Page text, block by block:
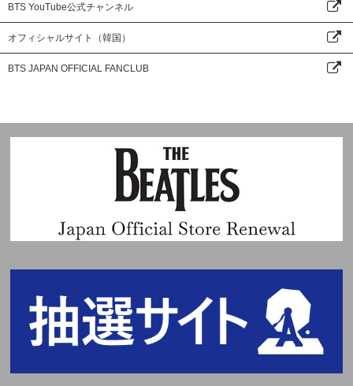
BTS YouTube公式チャンネル
オフィシャルサイト（韓国）
BTS JAPAN OFFICIAL FANCLUB